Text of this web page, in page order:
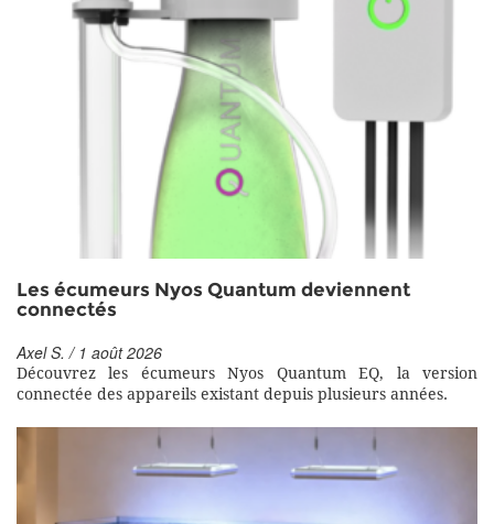
Les écumeurs Nyos Quantum deviennent
connectés
Axel S. / 1 août 2026
Découvrez les écumeurs Nyos Quantum EQ, la version
connectée des appareils existant depuis plusieurs années.